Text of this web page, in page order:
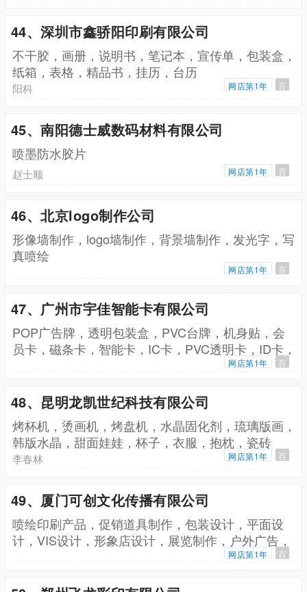
44、深圳市鑫骄阳印刷有限公司
不干胶，画册，说明书，笔记本，宣传单，包装盒，
纸箱，表格，精品书，挂历，台历
阳科 网店第1年 百
45、南阳德士威数码材料有限公司
喷墨防水胶片
赵士顺 网店第1年 百
46、北京logo制作公司
形像墙制作，logo墙制作，背景墙制作，发光字，写
真喷绘
网店第1年 百
47、广州市宇佳智能卡有限公司
POP广告牌，透明包装盒，PVC台牌，机身贴，会
员卡，磁条卡，智能卡，IC卡，PVC透明卡，ID卡，
网店第1年 百
48、昆明龙凯世纪科技有限公司
烤杯机，烫画机，烤盘机，水晶固化剂，琉璃版画，
韩版水晶，甜面娃娃，杯子，衣服，抱枕，瓷砖
李春林 网店第1年 百
49、厦门可创文化传播有限公司
喷绘印刷产品，促销道具制作，包装设计，平面设
计，VIS设计，形象店设计，展览制作，户外广告，
品牌推广，校园推广，商超推广，多渠道派发
网店第1年 百